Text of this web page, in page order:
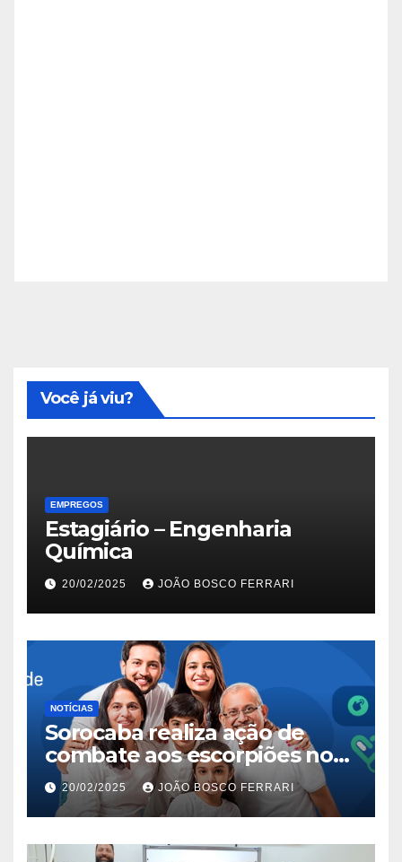
Você já viu?
EMPREGOS
Estagiário – Engenharia
Química
20/02/2025 JOÃO BOSCO FERRARI
NOTÍCIAS
Sorocaba realiza ação de
combate aos escorpiões no
Jardim São Carlos
20/02/2025 JOÃO BOSCO FERRARI